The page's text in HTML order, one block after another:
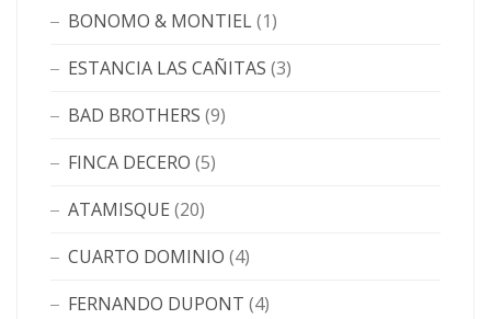
BONOMO & MONTIEL(1)
ESTANCIA LAS CAÑITAS (3)
BAD BROTHERS (9)
FINCA DECERO (5)
ATAMISQUE (20)
CUARTO DOMINIO (4)
FERNANDO DUPONT (4)